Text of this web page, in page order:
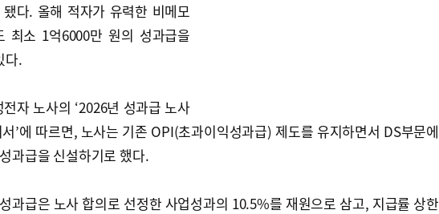
다. 올해 적자가 유력한 비메모
최소 1억6000만 원의 성과급을
다.
자 노사의 ‘2026년 성과급 노사
’에 따르면, 노사는 기존 OPI(초과이익성과급) 제도를 유지하면서 DS부문에
과급을 신설하기로 했다.
과급은 노사 합의로 선정한 사업성과의 10.5%를 재원으로 삼고, 지급률 상한